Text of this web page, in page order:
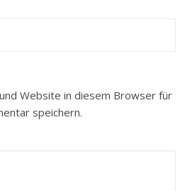
Website in diesem Browser für
speichern.